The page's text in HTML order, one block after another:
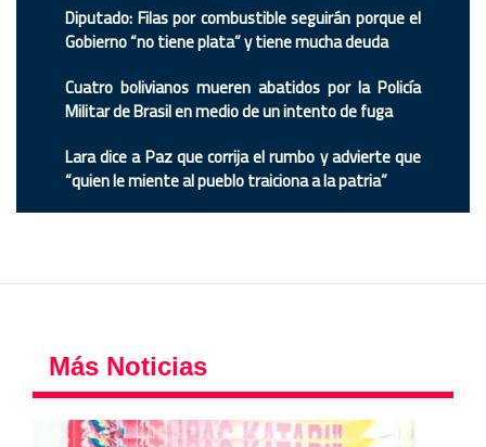
Diputado: Filas por combustible seguirán porque el
Gobierno “no tiene plata” y tiene mucha deuda
Cuatro bolivianos mueren abatidos por la Policía
Militar de Brasil en medio de un intento de fuga
Lara dice a Paz que corrija el rumbo y advierte que
“quien le miente al pueblo traiciona a la patria”
Más Noticias